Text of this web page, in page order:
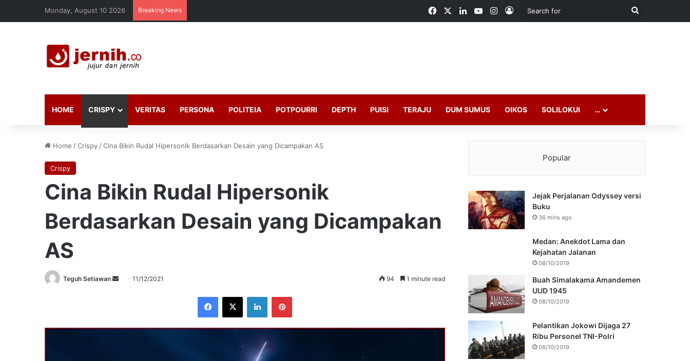
Monday, August 10 2026 Breaking News FacebookLinkedInYouTubeInstagram
Log In
Search
HOME CRISPY VERITAS PERSONA POLITEIA POTPOURRI DEPTH PUISI TERAJU DUM SUMUS OIKOS SOLILOKUI …
Home /Crispy /Cina Bikin Rudal Hipersonik Berdasarkan Desain yang Dicampakan AS
Crispy
Cina Bikin Rudal Hipersonik
Berdasarkan Desain yang Dicampakan
AS
Teguh Setiawan
Send11/12/2021 94 1 minute read
Facebook
X LinkedInPinterest
Popular
Jejak Perjalanan Odyssey versi
Buku
36 mins ago
Medan: Anekdot Lama dan
Kejahatan Jalanan
08/10/2019
Buah Simalakama Amandemen
UUD 1945
08/10/2019
Pelantikan Jokowi Dijaga 27
Ribu Personel TNI-Polri
08/10/2019